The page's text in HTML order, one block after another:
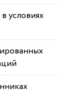
условиях